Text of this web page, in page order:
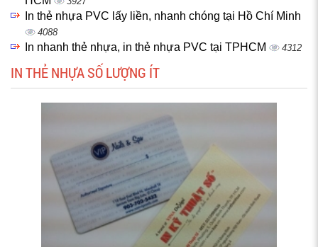
In thẻ nhựa PVC lấy liền, nhanh chóng tại Hồ Chí Minh
4088
In nhanh thẻ nhựa, in thẻ nhựa PVC tại TPHCM 4312
IN THẺ NHỰA SỐ LƯỢNG ÍT